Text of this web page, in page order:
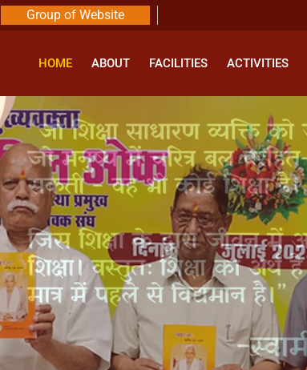
Group of Website
HOME ABOUT FACILITIES ACTIVITIES